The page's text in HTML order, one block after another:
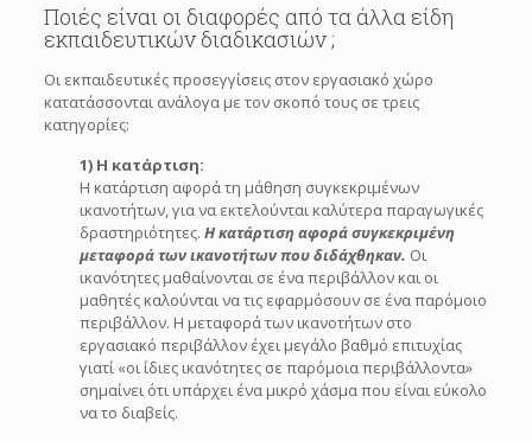
Ποιές είναι οι διαφορές από τα άλλα είδη
εκπαιδευτικών διαδικασιών ;
Οι εκπαιδευτικές προσεγγίσεις στον εργασιακό χώρο
κατατάσσονται ανάλογα με τον σκοπό τους σε τρεις
κατηγορίες:
1) Η κατάρτιση:
Η κατάρτιση αφορά τη μάθηση συγκεκριμένων
ικανοτήτων, για να εκτελούνται καλύτερα παραγωγικές
δραστηριότητες. Η κατάρτιση αφορά συγκεκριμένη
μεταφορά των ικανοτήτων που διδάχθηκαν. Οι
ικανότητες μαθαίνονται σε ένα περιβάλλον και οι
μαθητές καλούνται να τις εφαρμόσουν σε ένα παρόμοιο
περιβάλλον. Η μεταφορά των ικανοτήτων στο
εργασιακό περιβάλλον έχει μεγάλο βαθμό επιτυχίας
γιατί «οι ίδιες ικανότητες σε παρόμοια περιβάλλοντα»
σημαίνει ότι υπάρχει ένα μικρό χάσμα που είναι εύκολο
να το διαβείς.